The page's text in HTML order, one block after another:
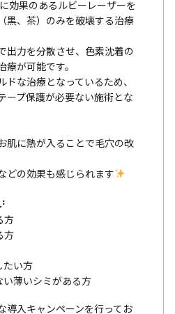
効果のあるルビーレーザーを
黒、茶）のみを破壊する治療
出力を分散させ、色素沈着の
療が可能です。
ドな治療となっているため、
ープ保護が必要ない施術とな
肌に熱が入ることで毛穴の改
どの効果も感じられます
⠜
方
方
たい方
薄いシミがある方
導入キャンペーンを行ってお